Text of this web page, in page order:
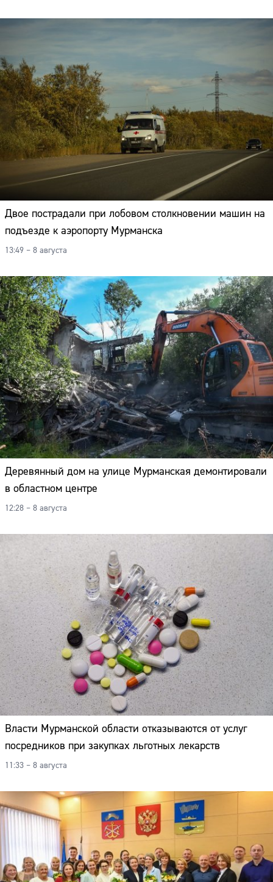
Двое пострадали при лобовом столкновении машин на
подъезде к аэропорту Мурманска
13:49 – 8 августа
Деревянный дом на улице Мурманская демонтировали
в областном центре
12:28 – 8 августа
Власти Мурманской области отказываются от услуг
посредников при закупках льготных лекарств
11:33 – 8 августа